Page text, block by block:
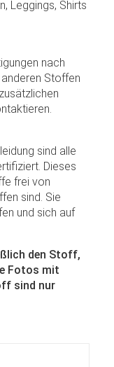
Leggings, Shirts
nach
Stoffen
sind alle
Dieses
frei von
sind. Sie
und sich auf
den Stoff,
Fotos mit
sind nur